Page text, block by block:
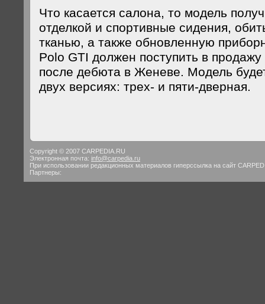
Что касается салона, то модель
отделкой и спортивные сидения,
тканью, а также обновленную
Polo GTI должен поступить в
после дебюта в Женеве. Модель
двух версиях: трех- и пяти-дверная.
Copyright © 2007 CARPEDIA.RU
Электронная почта: info@carpedia.ru
При использовании редакционных материалов гиперссылка на сайт
Партнеры: